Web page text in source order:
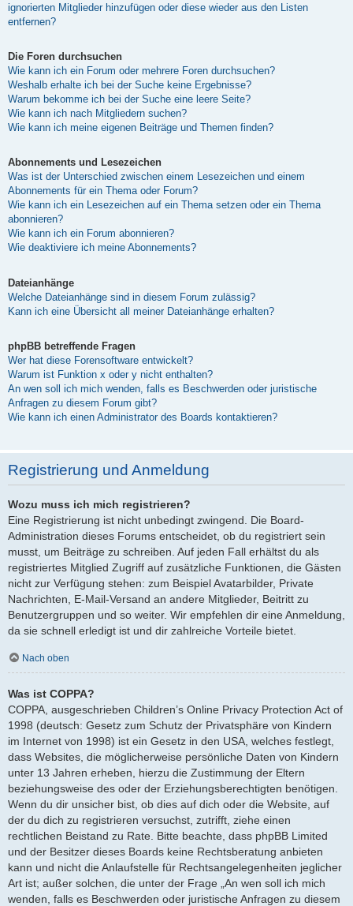
ignorierten Mitglieder hinzufügen oder diese wieder aus den Listen
entfernen?
Die Foren durchsuchen
Wie kann ich ein Forum oder mehrere Foren durchsuchen?
Weshalb erhalte ich bei der Suche keine Ergebnisse?
Warum bekomme ich bei der Suche eine leere Seite?
Wie kann ich nach Mitgliedern suchen?
Wie kann ich meine eigenen Beiträge und Themen finden?
Abonnements und Lesezeichen
Was ist der Unterschied zwischen einem Lesezeichen und einem
Abonnements für ein Thema oder Forum?
Wie kann ich ein Lesezeichen auf ein Thema setzen oder ein Thema
abonnieren?
Wie kann ich ein Forum abonnieren?
Wie deaktiviere ich meine Abonnements?
Dateianhänge
Welche Dateianhänge sind in diesem Forum zulässig?
Kann ich eine Übersicht all meiner Dateianhänge erhalten?
phpBB betreffende Fragen
Wer hat diese Forensoftware entwickelt?
Warum ist Funktion x oder y nicht enthalten?
An wen soll ich mich wenden, falls es Beschwerden oder juristische
Anfragen zu diesem Forum gibt?
Wie kann ich einen Administrator des Boards kontaktieren?
Registrierung und Anmeldung
Wozu muss ich mich registrieren?
Eine Registrierung ist nicht unbedingt zwingend. Die Board-
Administration dieses Forums entscheidet, ob du registriert sein
musst, um Beiträge zu schreiben. Auf jeden Fall erhältst du als
registriertes Mitglied Zugriff auf zusätzliche Funktionen, die Gästen
nicht zur Verfügung stehen: zum Beispiel Avatarbilder, Private
Nachrichten, E-Mail-Versand an andere Mitglieder, Beitritt zu
Benutzergruppen und so weiter. Wir empfehlen dir eine Anmeldung,
da sie schnell erledigt ist und dir zahlreiche Vorteile bietet.
Nach oben
Was ist COPPA?
COPPA, ausgeschrieben Children’s Online Privacy Protection Act of
1998 (deutsch: Gesetz zum Schutz der Privatsphäre von Kindern
im Internet von 1998) ist ein Gesetz in den USA, welches festlegt,
dass Websites, die möglicherweise persönliche Daten von Kindern
unter 13 Jahren erheben, hierzu die Zustimmung der Eltern
beziehungsweise des oder der Erziehungsberechtigten benötigen.
Wenn du dir unsicher bist, ob dies auf dich oder die Website, auf
der du dich zu registrieren versuchst, zutrifft, ziehe einen
rechtlichen Beistand zu Rate. Bitte beachte, dass phpBB Limited
und der Besitzer dieses Boards keine Rechtsberatung anbieten
kann und nicht die Anlaufstelle für Rechtsangelegenheiten jeglicher
Art ist; außer solchen, die unter der Frage „An wen soll ich mich
wenden, falls es Beschwerden oder juristische Anfragen zu diesem